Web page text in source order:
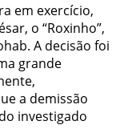
em exercício,
o “Roxinho”,
A decisão foi
grande
a demissão
investigado